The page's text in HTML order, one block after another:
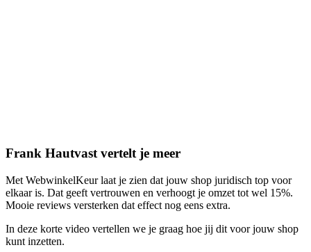
Frank Hautvast vertelt je meer
Met WebwinkelKeur laat je zien dat jouw shop juridisch top voor
elkaar is. Dat geeft vertrouwen en verhoogt je omzet tot wel 15%.
Mooie reviews versterken dat effect nog eens extra.
In deze korte video vertellen we je graag hoe jij dit voor jouw shop
kunt inzetten.